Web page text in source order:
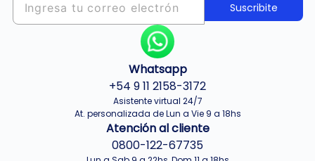
electrodomésticos, moda y
más
En Ofertas de campeones vas a encontrar
ofertas imperdibles en todas tus categorías
favoritas. Desde celulares y televisores hasta
electrodomésticos y muebles para renovar
tu hogar. Además, aprovechá increíbles
descuentos en moda, calzado y mucho más.
Suscribite
Whatsapp
+54 9 11 2158-3172
Asistente virtual 24/7
At. personalizada de Lun a Vie 9 a 18hs
Atención al cliente
0800-122-67735